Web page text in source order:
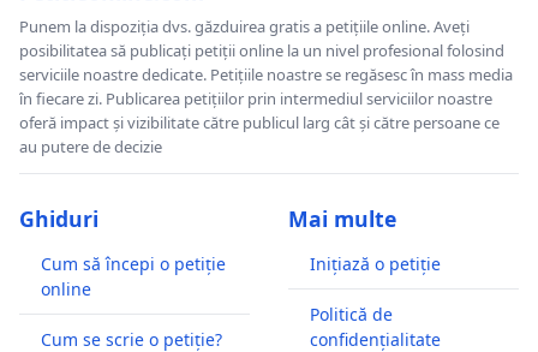
Punem la dispoziția dvs. găzduirea gratis a petițiile online. Aveți
posibilitatea să publicați petiții online la un nivel profesional folosind
serviciile noastre dedicate. Petițiile noastre se regăsesc în mass media
în fiecare zi. Publicarea petițiilor prin intermediul serviciilor noastre
oferă impact și vizibilitate către publicul larg cât și către persoane ce
au putere de decizie
Ghiduri
Cum să începi o petiție
online
Cum se scrie o petiție?
Mai multe
Inițiază o petiție
Politică de
confidențialitate